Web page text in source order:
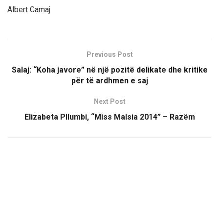
Albert Camaj
Previous Post
Salaj: “Koha javore” në një pozitë delikate dhe kritike
për të ardhmen e saj
Next Post
Elizabeta Pllumbi, “Miss Malsia 2014” – Razëm